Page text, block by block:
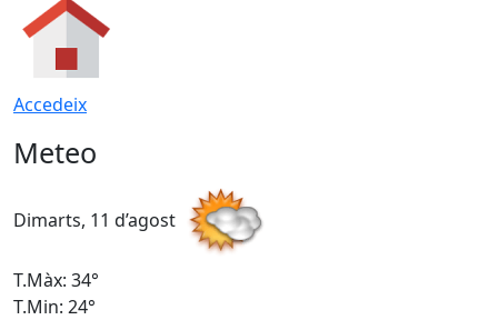
Accedeix
Meteo
Dimarts, 11 d’agost
T.Màx: 34°
T.Min: 24°